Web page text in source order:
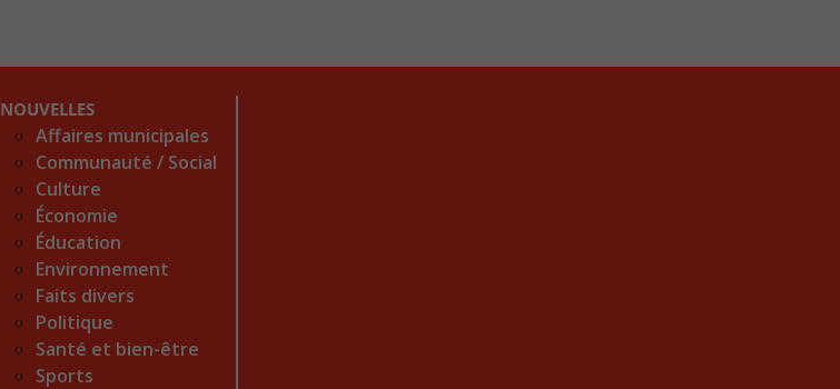
NOUVELLES
Affaires municipales
Communauté / Social
Culture
Économie
Éducation
Environnement
Faits divers
Politique
Santé et bien-être
Sports